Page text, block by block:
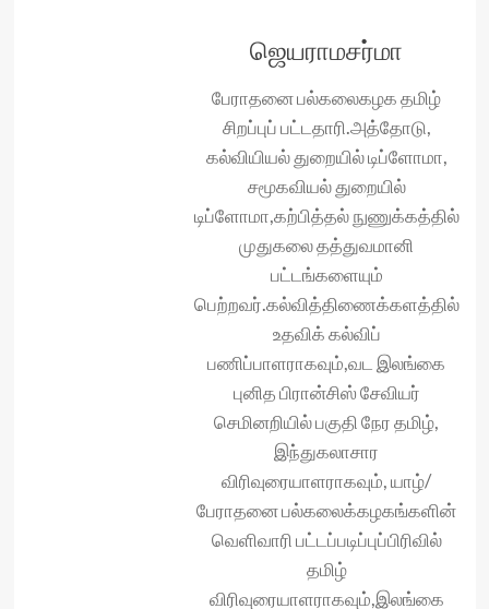
ஜெயராமசர்மா
பேராதனை பல்கலைகழக தமிழ்
சிறப்புப் பட்டதாரி.அத்தோடு,
கல்வியியல் துறையில் டிப்ளோமா,
சமூகவியல் துறையில்
டிப்ளோமா,கற்பித்தல் நுணுக்கத்தில்
முதுகலை தத்துவமானி
பட்டங்களையும்
பெற்றவர்.கல்வித்திணைக்களத்தில்
உதவிக் கல்விப்
பணிப்பாளராகவும்,வட இலங்கை
புனித பிரான்சிஸ் சேவியர்
செமினறியில் பகுதி நேர‌ தமிழ்,
இந்துகலாசார
விரிவுரையாளராகவும், யாழ்/
பேராதனை பல்கலைக்கழகங்களின்
வெளிவாரி பட்டப்படிப்புப்பிரிவில்
தமிழ்
விரிவுரையாளராகவும்,இலங்கை